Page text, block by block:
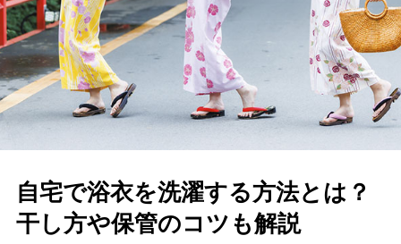
自宅で浴衣を洗濯する方法とは？
干し方や保管のコツも解説